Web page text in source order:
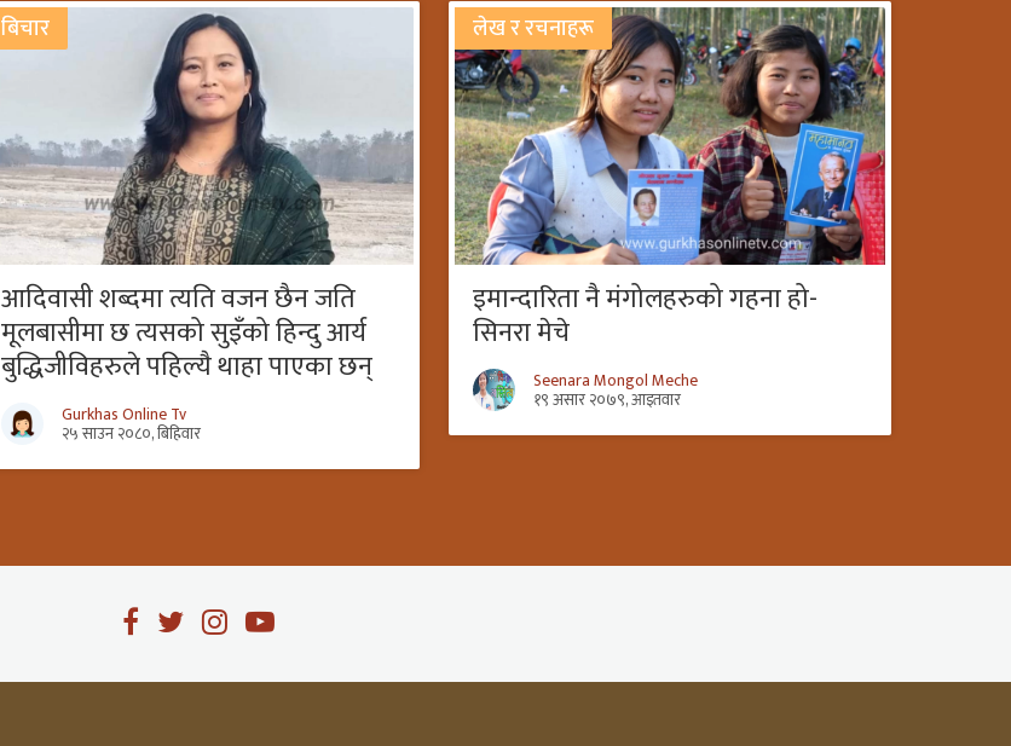
बिचार
आदिवासी शब्दमा त्यति वजन छैन जति
मूलबासीमा छ त्यसको सुइँको हिन्दु आर्य
बुद्धिजीविहरुले पहिल्यै थाहा पाएका छन्
Gurkhas Online Tv
२५ साउन २०८०, बिहिवार
लेख र रचनाहरू
इमान्दारिता नै मंगोलहरुको गहना हो-
सिनरा मेचे
Seenara Mongol Meche
१९ असार २०७९, आइतवार